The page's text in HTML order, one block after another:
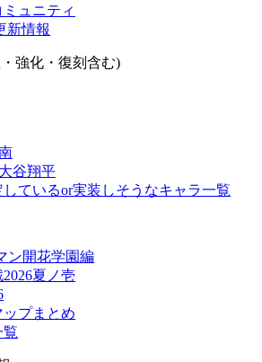
ュニティ
新情報
強化・復刻含む)
谷翔平
ているor実装しそうなキャラ一覧
ン開花学園編
夏ノ壱
ップまとめ
覧